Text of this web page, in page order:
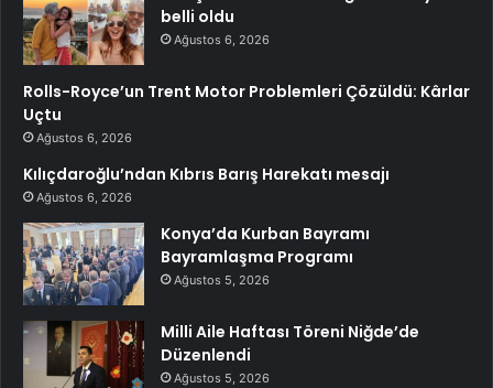
belli oldu
Ağustos 6, 2026
Rolls-Royce’un Trent Motor Problemleri Çözüldü: Kârlar
Uçtu
Ağustos 6, 2026
Kılıçdaroğlu’ndan Kıbrıs Barış Harekatı mesajı
Ağustos 6, 2026
Konya’da Kurban Bayramı
Bayramlaşma Programı
Ağustos 5, 2026
Milli Aile Haftası Töreni Niğde’de
Düzenlendi
Ağustos 5, 2026